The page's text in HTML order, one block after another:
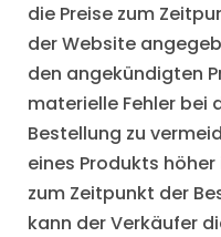
die Preise zum
der Website
den angekündigten
materielle Fehler bei
Bestellung zu
eines Produkts
zum Zeitpunkt der
kann der Verkäufer